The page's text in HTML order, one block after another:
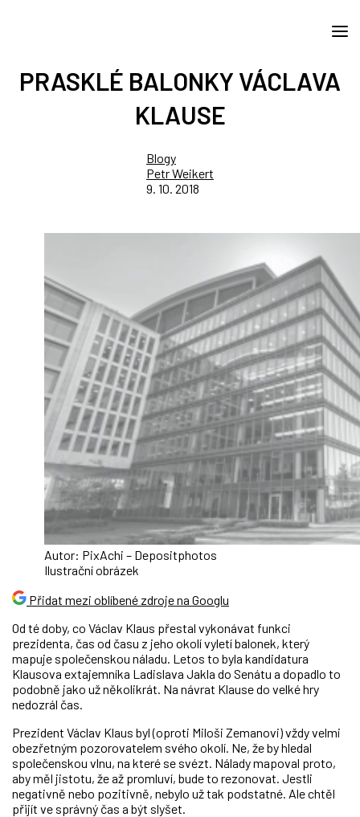
PRASKLÉ BALONKY VÁCLAVA
KLAUSE
Blogy
Petr Weikert
9. 10. 2018
Autor: PixAchi – Depositphotos
Ilustrační obrázek
Přidat mezi oblíbené zdroje na Googlu
Od té doby, co Václav Klaus přestal vykonávat funkci
prezidenta, čas od času z jeho okolí vyletí balonek, který
mapuje společenskou náladu. Letos to byla kandidatura
Klausova extajemníka Ladislava Jakla do Senátu a dopadlo to
podobně jako už několikrát. Na návrat Klause do velké hry
nedozrál čas.
Prezident Václav Klaus byl (oproti Miloši Zemanovi) vždy velmi
obezřetným pozorovatelem svého okolí. Ne, že by hledal
společenskou vlnu, na které se svézt. Nálady mapoval proto,
aby měl jistotu, že až promluví, bude to rezonovat. Jestli
negativně nebo pozitivně, nebylo už tak podstatné. Ale chtěl
přijít ve správný čas a být slyšet.